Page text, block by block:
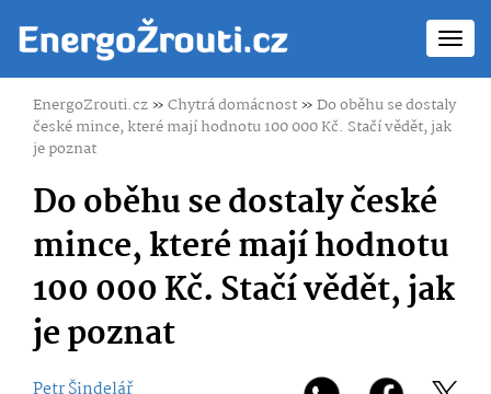
EnergoZrouti.cz»Chytrá domácnost»Do oběhu se dostaly
české mince, které mají hodnotu 100 000 Kč. Stačí vědět, jak
je poznat
Do oběhu se dostaly české
mince, které mají hodnotu
100 000 Kč. Stačí vědět, jak
je poznat